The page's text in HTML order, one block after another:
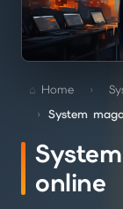
Home
System
online